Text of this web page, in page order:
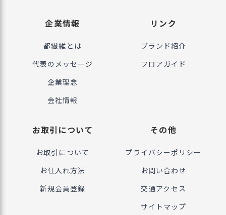
企業情報
都繊維とは
代表のメッセージ
企業理念
会社情報
リンク
ブランド紹介
フロアガイド
お取引について
お取引について
お仕入れ方法
新規会員登録
その他
プライバシーポリシー
お問い合わせ
交通アクセス
サイトマップ